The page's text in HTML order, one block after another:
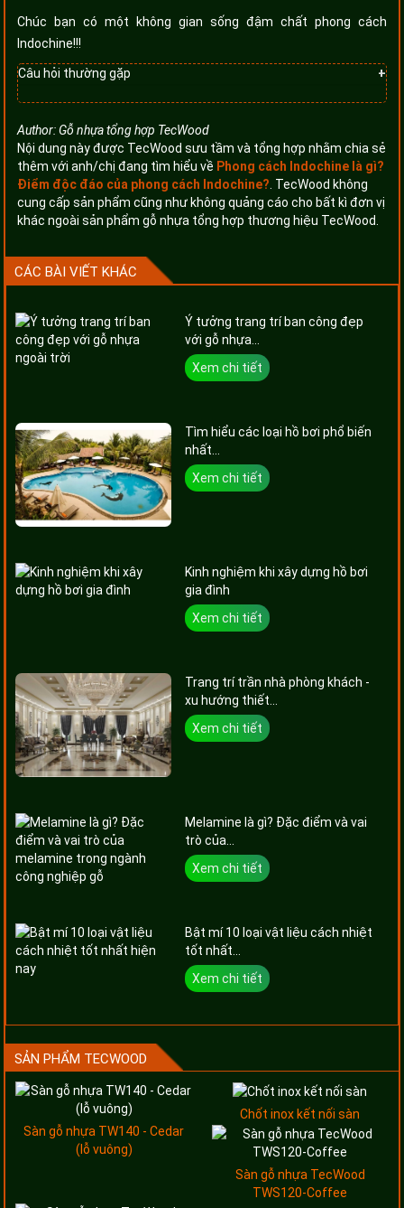
Chúc bạn có một không gian sống đậm chất phong cách
Indochine!!!
Câu hỏi thường gặp
Phong cách indochine là gì?
trưng văn hóa, địa lý ở Việt Nam. Nó là sự kết hợp tinh tế
giữa kiến trúc Tân Cổ Điển Pháp và các chất liệu truyền
thống Á Đông
Đặc điểm của phong cách indochine
Phong cách Indochine có đặc điểm là sử dụng gam màu
Hầu hết các đồ nội thất trang trí đều sử dụng màu sắc này
để thiết kế. Cũng có khi, kiến trúc này tôn trọng những thiết
xây nhà
Author:Gỗ nhựa tổng hợp TecWood
Nội dung này được TecWood sưu tầm và tổng hợp nhằm chia sẻ
thêm với anh/chị đang tìm hiểu về Phong cách Indochine là gì?
Điểm độc đáo của phong cách Indochine? . TecWood không
cung cấp sản phẩm cũng như không quảng cáo cho bất kì đơn vị
khác ngoài sản phẩm gỗ nhựa tổng hợp thương hiệu TecWood.
CÁC BÀI VIẾT KHÁC
Ý tưởng trang trí ban công đẹp
với gỗ nhựa...
Xem chi tiết
Tìm hiểu các loại hồ bơi phổ biến
nhất...
Xem chi tiết
Kinh nghiệm khi xây dựng hồ bơi
gia đình
Xem chi tiết
Trang trí trần nhà phòng khách -
xu hướng thiết...
Xem chi tiết
Melamine là gì? Đặc điểm và vai
trò của...
Xem chi tiết
Bật mí 10 loại vật liệu cách nhiệt
tốt nhất...
Xem chi tiết
SẢN PHẨM TECWOOD
Sàn gỗ nhựa TW140 - Cedar
(lỗ vuông)
Chốt inox kết nối sàn
Sàn gỗ nhựa TecWood
TWS120-Coffee